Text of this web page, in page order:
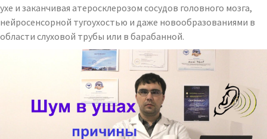
ухе и заканчивая атеросклерозом сосудов головного мозга,
нейросенсорной тугоухостью и даже новообразованиями в
области слуховой трубы или в барабанной.